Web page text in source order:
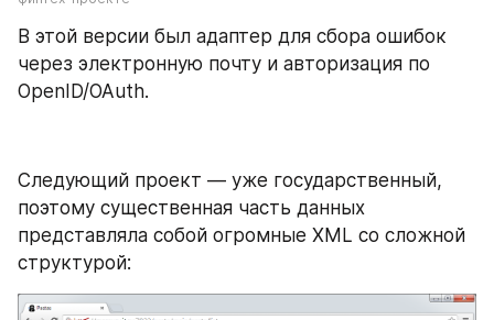
В этой версии был адаптер для сбора ошибок
через электронную почту и авторизация по
OpenID/OAuth.
Следующий проект — уже государственный,
поэтому существенная часть данных
представляла собой огромные XML со сложной
структурой: